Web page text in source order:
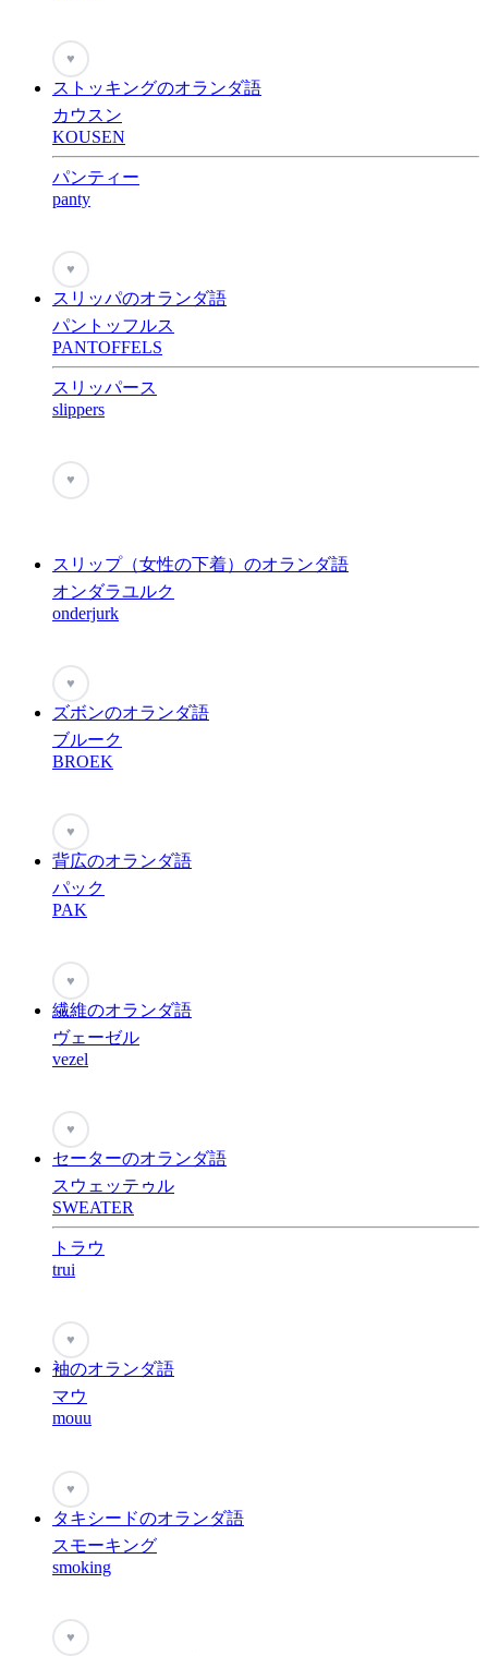
♥
ストッキングのオランダ語
カウスン
KOUSEN
パンティー
panty
♥
スリッパのオランダ語
パントッフルス
PANTOFFELS
スリッパース
slippers
♥
スリップ（女性の下着）のオランダ語
オンダラユルク
onderjurk
♥
ズボンのオランダ語
ブルーク
BROEK
♥
背広のオランダ語
パック
PAK
♥
繊維のオランダ語
ヴェーゼル
vezel
♥
セーターのオランダ語
スウェッテゥル
SWEATER
トラウ
trui
♥
袖のオランダ語
マウ
mouu
♥
タキシードのオランダ語
スモーキング
smoking
♥